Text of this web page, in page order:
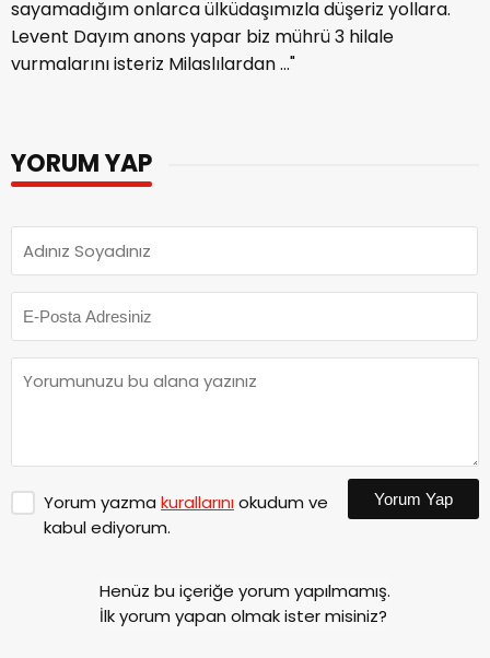
sayamadığım onlarca ülküdaşımızla düşeriz yollara.
Levent Dayım anons yapar biz mührü 3 hilale
vurmalarını isteriz Milaslılardan ..."
YORUM YAP
Yorum yazma kurallarınıokudum ve
kabul ediyorum.
Yorum Yap
Henüz bu içeriğe yorum yapılmamış.
İlk yorum yapan olmak ister misiniz?